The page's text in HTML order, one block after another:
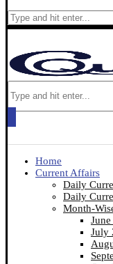
Home
Current Affairs
Daily
Daily
Month-
July